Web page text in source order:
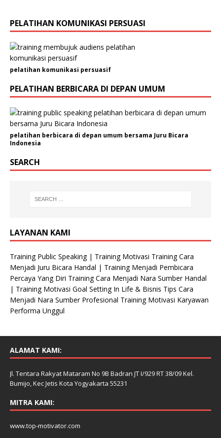
PELATIHAN KOMUNIKASI PERSUASI
pelatihan komunikasi persuasif
PELATIHAN BERBICARA DI DEPAN UMUM
pelatihan berbicara di depan umum bersama Juru Bicara
Indonesia
SEARCH
LAYANAN KAMI
Training Public Speaking | Training Motivasi Training Cara
Menjadi Juru Bicara Handal | Training Menjadi Pembicara
Percaya Yang Diri Training Cara Menjadi Nara Sumber Handal
| Training Motivasi Goal Setting In Life & Bisnis Tips Cara
Menjadi Nara Sumber Profesional Training Motivasi Karyawan
Performa Unggul
ALAMAT KAMI:
Jl. Tentara Rakyat Mataram No 9B Badran JT I/929 RT 38/09 Kel.
Bumijo, Kec Jetis Kota Yogyakarta 55231
MITRA KAMI:
www.top-motivator.com